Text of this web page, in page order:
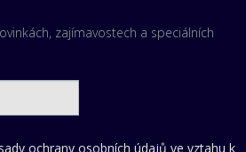
zajímavostech a speciálních
ochrany osobních údajů ve vztahu k